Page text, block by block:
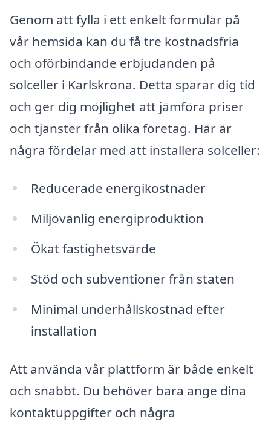
Genom att fylla i ett enkelt formulär på
vår hemsida kan du få tre kostnadsfria
och oförbindande erbjudanden på
solceller i Karlskrona. Detta sparar dig tid
och ger dig möjlighet att jämföra priser
och tjänster från olika företag. Här är
några fördelar med att installera solceller:
Reducerade energikostnader
Miljövänlig energiproduktion
Ökat fastighetsvärde
Stöd och subventioner från staten
Minimal underhållskostnad efter
installation
Att använda vår plattform är både enkelt
och snabbt. Du behöver bara ange dina
kontaktuppgifter och några